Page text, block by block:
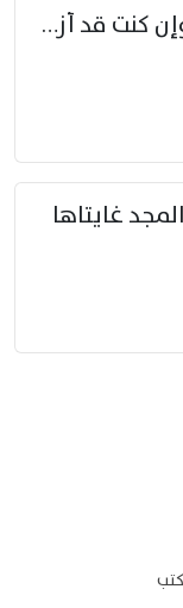
أفاطم مهلا بعض هذا التدلل … وإن كنت قد أزمعت صرمي فأجملي
غايتاها